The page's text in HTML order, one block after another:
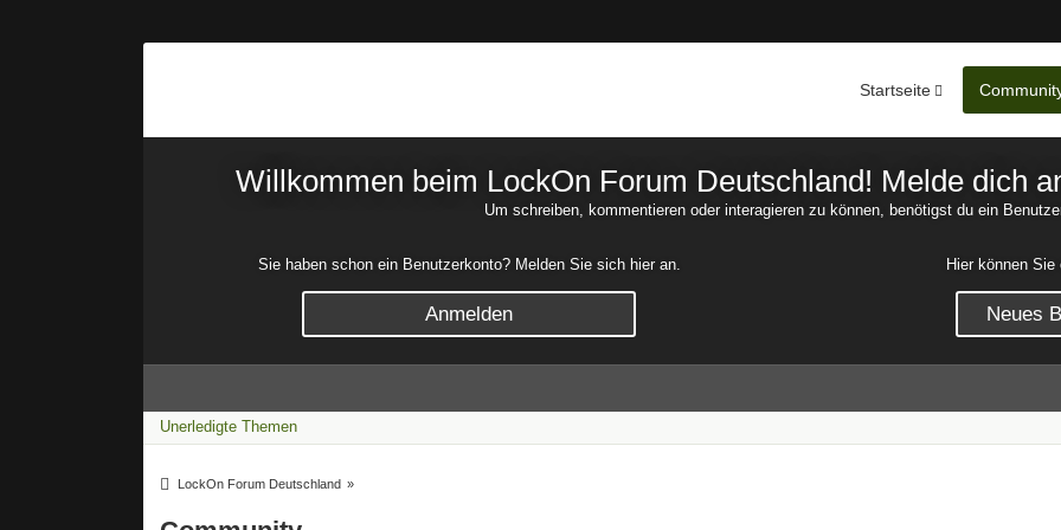
Startseite
Willkommen beim LockOn Forum Deutschland! Melde dich
Um schreiben, kommentieren oder interagieren zu können, benötigst du ein
Sie haben schon ein Benutzerkonto? Melden Sie sich hier an.
Anmelden
Hier können
Neues
Unerledigte Themen
LockOn Forum Deutschland »